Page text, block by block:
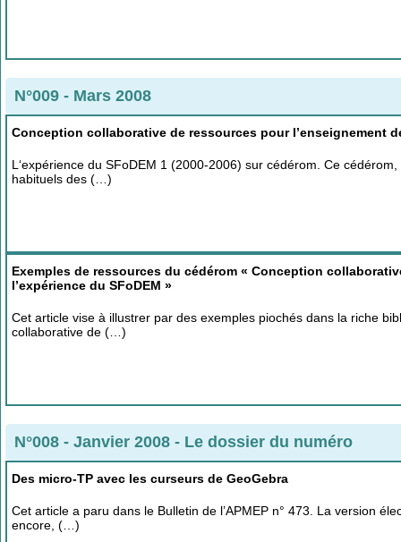
N°009 - Mars 2008
Conception collaborative de ressources pour l’enseignement
L‘expérience du SFoDEM 1 (2000-2006) sur cédérom. Ce
habituels des (…)
Exemples de ressources du cédérom « Conception
l’expérience du SFoDEM »
Cet article vise à illustrer par des exemples piochés dans la riche
collaborative de (…)
N°008 - Janvier 2008 - Le dossier du numéro
Des micro-TP avec les curseurs de GeoGebra
Cet article a paru dans le Bulletin de l’APMEP n° 473. La version
encore, (…)